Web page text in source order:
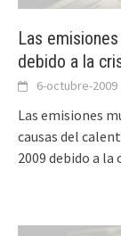
Las
debido a la
6-octubre-2009
Las emisiones
causas del
2009 debido a la